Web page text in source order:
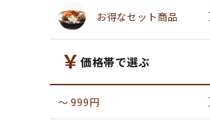
お得なセット商品
価格帯で選ぶ
〜 999円